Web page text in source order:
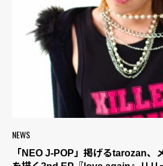
NEWS
「NEO J-POP」掲げるtarozan、